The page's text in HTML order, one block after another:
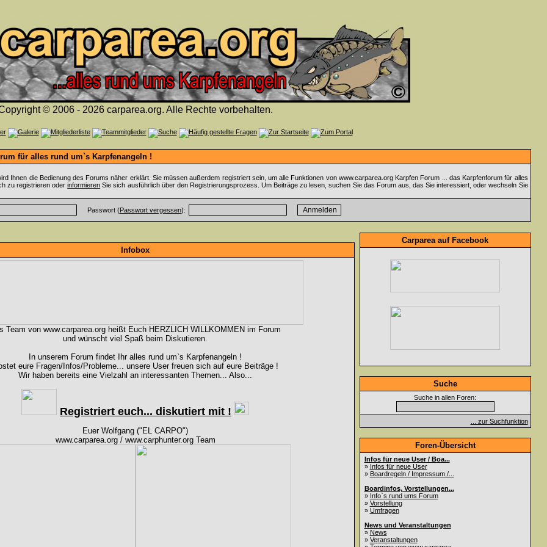
© 2006 - 2026 carparea.org. Alle Rechte vorbehalten.
für alles rund um`s Karpfenangeln !
Ihnen die Bedienung des Forums näher erklärt. Sie müssen außerdem registriert sein, um alle Funktionen von www.carparea.org Karpfen Forum ... das Karpfenforum für alles
zu registrieren oderinformieren Sie sich ausführlich über den Registrierungsprozess. Um Beiträge zu lesen, suchen Sie das Forum aus, das Sie interessiert, oder wechseln Sie
Passwort (Passwort vergessen):
Infobox
Team von www.carparea.org heißt Euch HERZLICH WILLKOMMEN im Forum
und wünscht viel Spaß beim Diskutieren.
In unserem Forum findet Ihr alles rund um`s Karpfenangeln !
eure Fragen/Infos/Probleme... unsere User freuen sich auf eure Beiträge !
Wir haben bereits eine Vielzahl an interessanten Themen... Also...
Registriert euch... diskutiert mit !
Euer Wolfgang ("EL CARPO")
www.carparea.org / www.carphunter.org Team
Carparea auf Facebook
Suche
Suche in allen Foren:
... zur Suchfunktion
Foren-Übersicht
Infos für neue User / Boa...
» Infos für neue User
» Boardregeln / Impressum /...
Boardinfos, Vorstellungen...
» Info`s rund ums Forum
» Vorstellung
» Umfragen
News und Veranstaltungen
» News
» Veranstaltungen